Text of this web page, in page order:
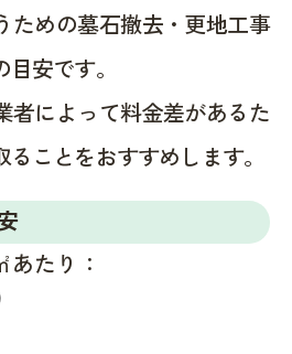
ための墓石撤去・更地工事
安です。
者によって料金差があるた
ことをおすすめします。
あたり：